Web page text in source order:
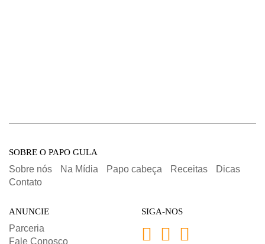
SOBRE O PAPO GULA
Sobre nós Na Mídia Papo cabeça Receitas
Dicas
Contato
ANUNCIE
Parceria
Fale Conosco
SIGA-NOS